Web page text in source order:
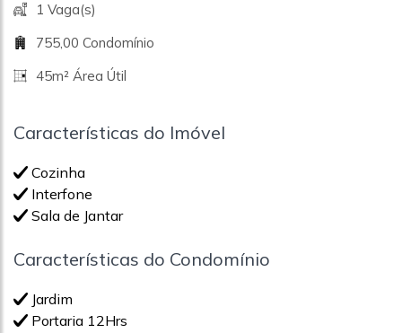
1 Vaga(s)
755,00 Condomínio
45m² Área Útil
Características do Imóvel
Cozinha
Interfone
Sala de Jantar
Características do Condomínio
Jardim
Portaria 12Hrs